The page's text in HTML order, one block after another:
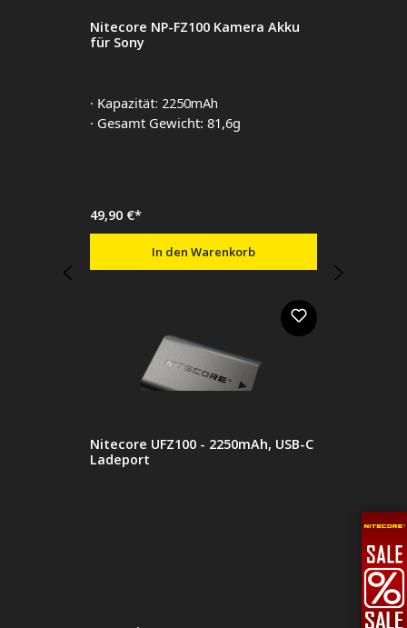
Nitecore NP-FZ100 Kamera Akku
für Sony
· Kapazität: 2250mAh
· Gesamt Gewicht: 81,6g
49,90 €*
In den Warenkorb
Nitecore UFZ100 - 2250mAh, USB-C
Ladeport